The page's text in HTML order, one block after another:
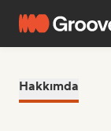
Hakkımda